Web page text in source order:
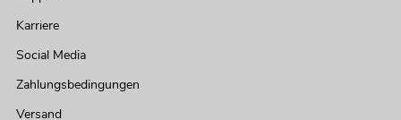
Karriere
Social Media
Zahlungsbedingungen
Versand